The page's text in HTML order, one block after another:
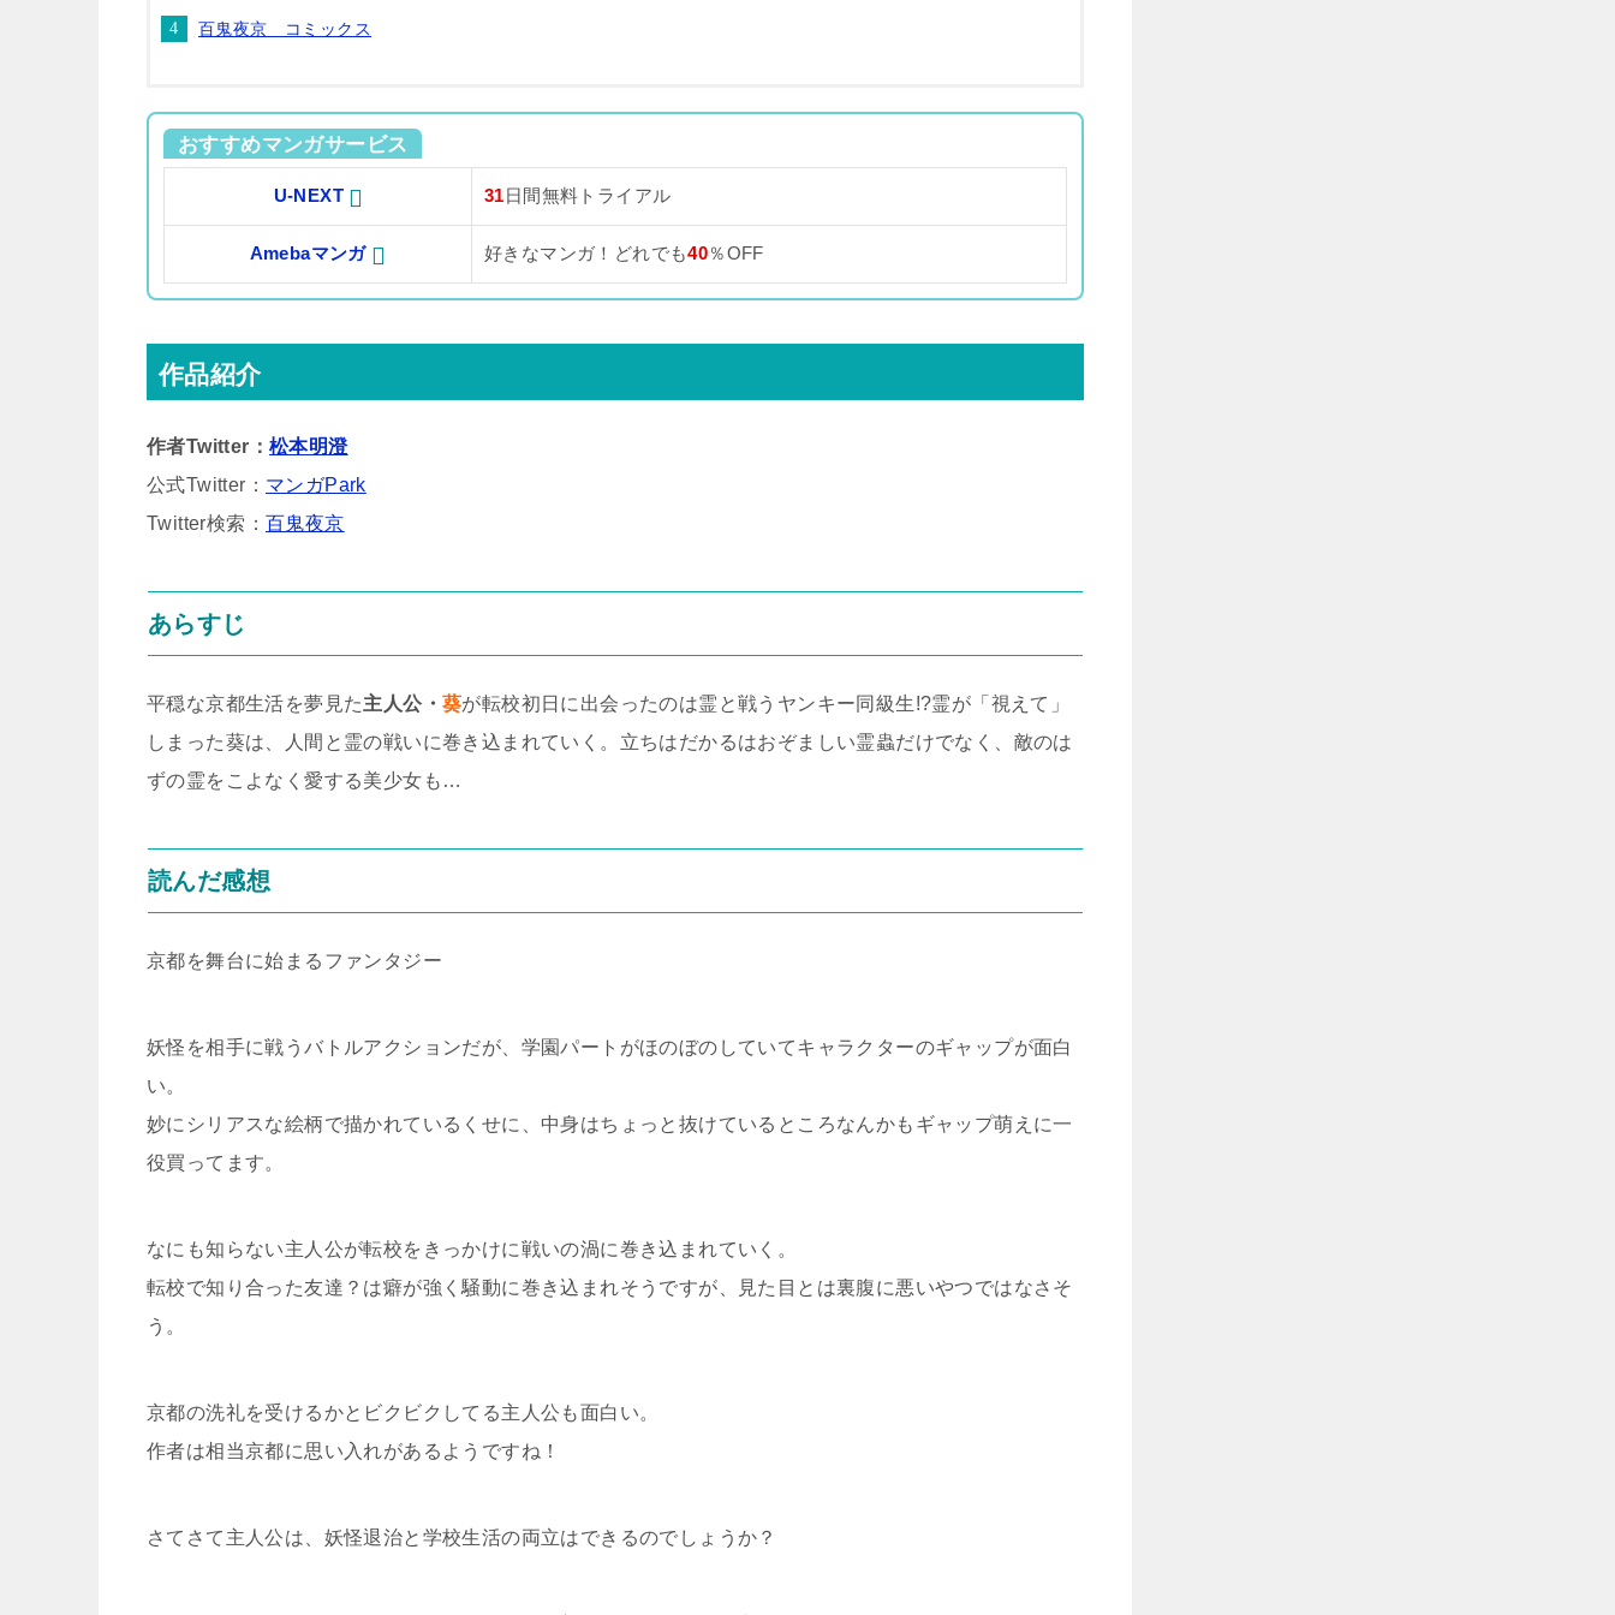
百鬼夜京 コミックス
おすすめマンガサービス
U-NEXT 31 日間無料トライアル
Amebaマンガ 好きなマンガ！どれでも40％OFF
作品紹介
作者Twitter：松本明澄
公式Twitter： マンガPark
Twitter検索： 百鬼夜京
あらすじ
平穏な京都生活を夢見た主人公・葵が転校初日に出会ったのは霊と戦うヤンキー同級生!?霊が「視えて」
しまった葵は、人間と霊の戦いに巻き込まれていく。立ちはだかるはおぞましい霊蟲だけでなく、敵のは
ずの霊をこよなく愛する美少女も…
読んだ感想
京都を舞台に始まるファンタジー
妖怪を相手に戦うバトルアクションだが、学園パートがほのぼのしていてキャラクターのギャップが面白
い。
妙にシリアスな絵柄で描かれているくせに、中身はちょっと抜けているところなんかもギャップ萌えに一
役買ってます。
なにも知らない主人公が転校をきっかけに戦いの渦に巻き込まれていく。
転校で知り合った友達？は癖が強く騒動に巻き込まれそうですが、見た目とは裏腹に悪いやつではなさそ
う。
京都の洗礼を受けるかとビクビクしてる主人公も面白い。
作者は相当京都に思い入れがあるようですね！
さてさて主人公は、妖怪退治と学校生活の両立はできるのでしょうか？